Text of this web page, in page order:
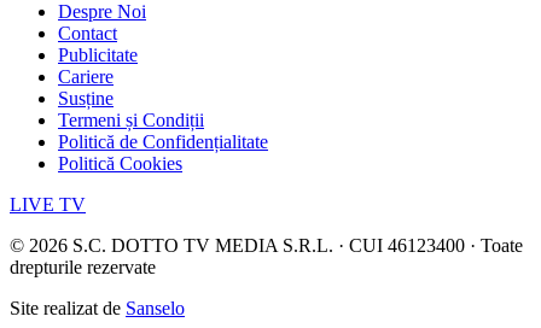
Despre Noi
Contact
Publicitate
Cariere
Susține
Termeni și Condiții
Politică de Confidențialitate
Politică Cookies
LIVE TV
© 2026 S.C. DOTTO TV MEDIA S.R.L. · CUI 46123400 · Toate
drepturile rezervate
Site realizat de Sanselo